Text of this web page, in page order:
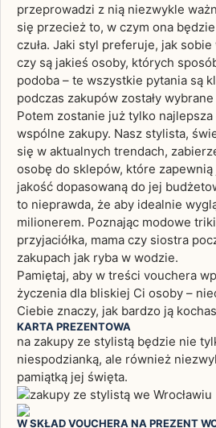
przeprowadzi z nią niezwykle
się przecież to, w czym ona
czuła. Jaki styl preferuje, jak
czy są jakieś osoby, których
podoba – te wszystkie pytania są
podczas zakupów zostały
Potem zostanie już tylko
wspólne zakupy. Nasz stylista,
się w aktualnych trendach,
osobę do sklepów, które
jakość dopasowaną do jej
to nieprawda, że aby idealnie
milionerem. Poznając modowe
przyjaciółka, mama czy siostra
zakupach jak ryba w wodzie.
Pamiętaj, aby w treści vouchera
życzenia dla bliskiej Ci osoby –
Ciebie znaczy, jak bardzo ją
KARTA PREZENTOWA
na zakupy ze stylistą będzie nie
niespodzianką, ale również
pamiątką jej święta.
W SKŁAD VOUCHERA NA PREZENT